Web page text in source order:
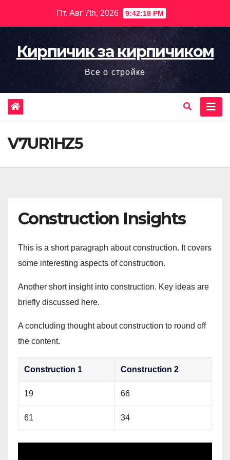
содержимому
Пт. Авг 7th, 2026 9:42:19 PM
Кирпичик за кирпичиком
Все о стройке
V7UR1HZ5
Construction Insights
This is a short paragraph about construction. It covers
some interesting aspects of construction.
Another short insight into construction. Key ideas are
briefly discussed here.
A concluding thought about construction to round off
the content.
Construction 1 Construction 2
19 66
61 34